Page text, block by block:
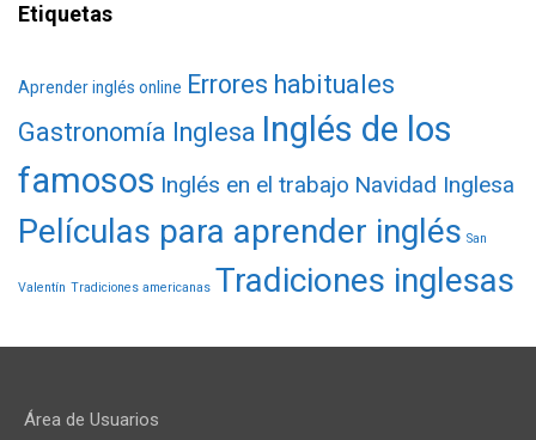
Etiquetas
Aprender inglés online Errores habituales
Gastronomía Inglesa Inglés de los
famosos Inglés en el trabajo Navidad Inglesa
Películas para aprender inglés San
Valentín Tradiciones americanas Tradiciones inglesas
Área de Usuarios